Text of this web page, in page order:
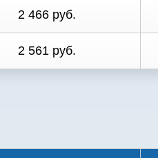
2 466 руб.
2 561 руб.